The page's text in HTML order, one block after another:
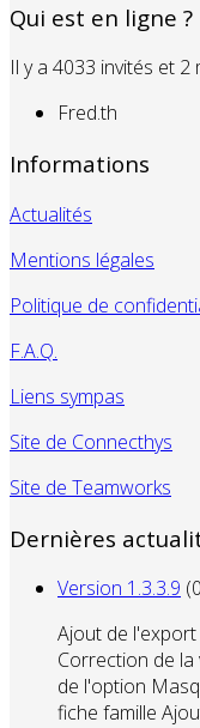
Qui est en ligne ?
Il y a 4033 invités et 2
Fred.th
Informations
Actualités
Mentions légales
Politique de
F.A.Q.
Liens sympas
Site de Connecthys
Site de Teamworks
Dernières
Version 1.3.3.9
Ajout de
Correction de la
de l'option
fiche famille